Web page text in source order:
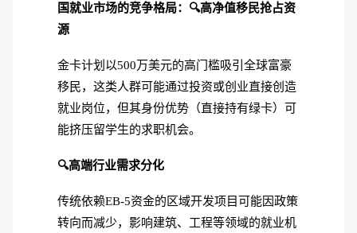
国就业市场的竞争格局：🔍高净值移民抢占资
源
金卡计划以500万美元的高门槛吸引全球富豪
移民，这类人群可能通过投资或创业直接创造
就业岗位，但其身份优势（直接持有绿卡）可
能挤压留学生的求职机会。
🔍高端行业需求分化
传统依赖EB-5资金的区域开发项目可能因政策
转向而减少，影响建筑、工程等领域的就业机